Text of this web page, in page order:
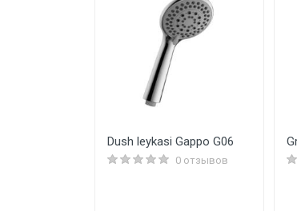
Seramika patronlari
To'plam
Dush leykasi Gappo G06
0 отзывов